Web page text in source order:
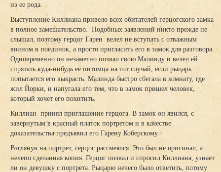
из ее рода.
Выступление Киллиана привело всех обитателей герцогского замка
в полное замешательство. Подобных заявлений никто прежде не
слышал, поэтому герцог Гарен велел не вступать с отважным
воином в поединок, а просто пригласить его в замок для разговора.
Одновременно он незаметно позвал свою Малинду и велел ей
спрятать куда-нибудь её питомца на тот случай, если рыцарь
попытается его выкрасть. Малинда быстро сбегала в комнату, где
жил Йорки, и напугала его тем, что в замок пришел человек,
который хочет его похитить.
Киллиан принял приглашение герцога. В замок он явился, с
завернутым в красный платок портретом и в качестве
доказательства предъявил его Гарену Коберскому.
Взглянув на портрет, герцог рассмеялся. Это был не оригинал, а
нелепо сделанная копия. Герцог позвал и спросил Киллиана, узнает
ли он девушку с портрета. Рыцарю нечего было ответить, потому